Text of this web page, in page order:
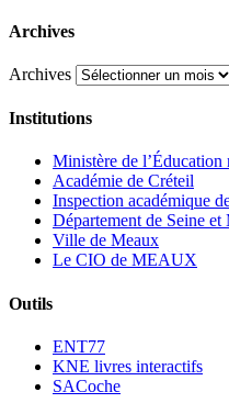
Archives
Archives
Institutions
Ministère de l’Éducation
Académie de Créteil
Inspection académique
Département de Seine et
Ville de Meaux
Le CIO de MEAUX
Outils
ENT77
KNE livres interactifs
SACoche